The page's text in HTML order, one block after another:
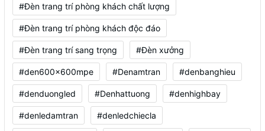
#Đèn trang trí phòng khách chất lượng
#Đèn trang trí phòng khách độc đáo
#Đèn trang trí sang trọng #Đèn xưởng
#den600x600mpe #Denamtran #denbanghieu
#denduongled #Denhattuong #denhighbay
#denledamtran #denledchiecla